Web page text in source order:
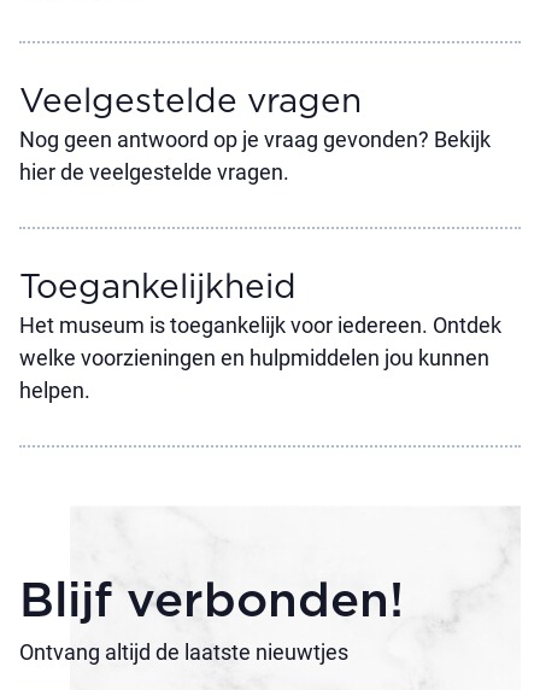
Veelgestelde vragen
Nog geen antwoord op je vraag gevonden? Bekijk
hier de veelgestelde vragen.
Toegankelijkheid
Het museum is toegankelijk voor iedereen. Ontdek
welke voorzieningen en hulpmiddelen jou kunnen
helpen.
Blijf verbonden!
Ontvang altijd de laatste nieuwtjes